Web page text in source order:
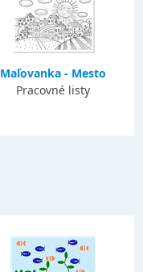
Maľovanka - Mesto
Pracovné listy